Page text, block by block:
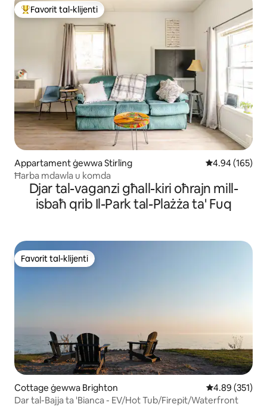
Wieħed mill-aqwa favoriti tal-klijenti
Favorit tal-klijenti
Appartament ġewwa Stirling Rating medju
4.94 (165)
Ħarba mdawla u komda
Djar tal-vaganzi għall-kiri oħrajn mill-
isbaħ qrib Il-Park tal-Plażża ta' Fuq
Favorit tal-klijenti
Favorit tal-klijenti
Cottage ġewwa Brighton Rating medju
4.89 (351)
Dar tal-Bajja ta 'Bianca - EV/Hot Tub/Firepit/Waterfront